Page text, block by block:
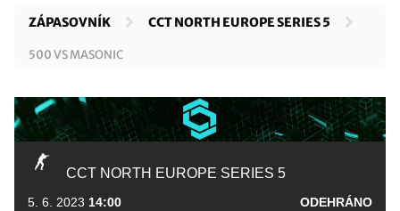
ZÁPASOVNÍK CCT NORTH EUROPE SERIES 5
500 VS MASONIC
CCT NORTH EUROPE SERIES 5
5. 6. 2023 14:00 ODEHRÁNO